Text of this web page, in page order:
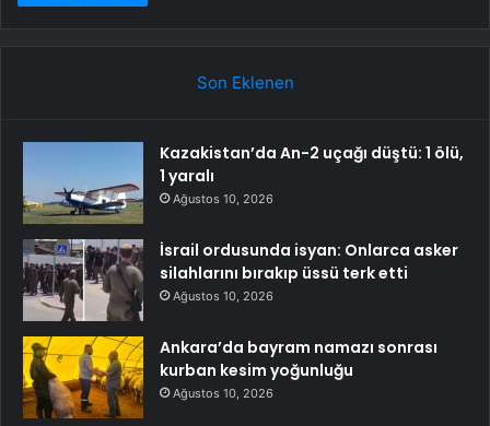
Son Eklenen
Kazakistan’da An-2 uçağı düştü: 1 ölü,
1 yaralı
Ağustos 10, 2026
İsrail ordusunda isyan: Onlarca asker
silahlarını bırakıp üssü terk etti
Ağustos 10, 2026
Ankara’da bayram namazı sonrası
kurban kesim yoğunluğu
Ağustos 10, 2026